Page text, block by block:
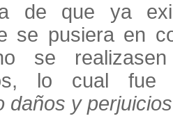
de que ya
se pusiera en
se
lo cual fue
daños y perjuicios